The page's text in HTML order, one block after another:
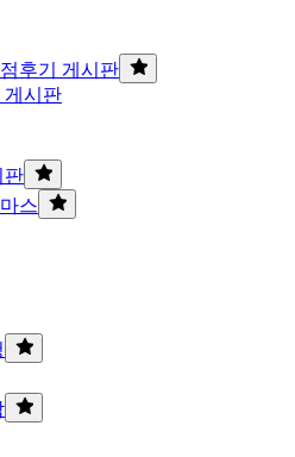
후기 게시판
게시판
판
스